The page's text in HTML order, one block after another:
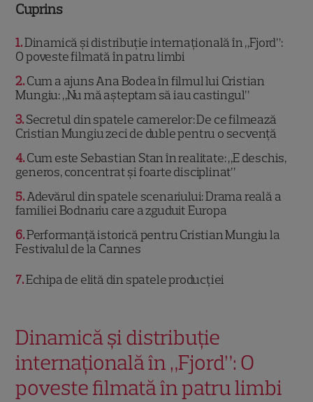
Cuprins
1 Dinamică și distribuție internațională în „Fjord”:
O poveste filmată în patru limbi
2 Cum a ajuns Ana Bodea în filmul lui Cristian
Mungiu: „Nu mă așteptam să iau castingul”
3 Secretul din spatele camerelor: De ce filmează
Cristian Mungiu zeci de duble pentru o secvență
4 Cum este Sebastian Stan în realitate: „E deschis,
generos, concentrat și foarte disciplinat”
5 Adevărul din spatele scenariului: Drama reală a
familiei Bodnariu care a zguduit Europa
6 Performanță istorică pentru Cristian Mungiu la
Festivalul de la Cannes
7 Echipa de elită din spatele producției
Dinamică și distribuție
internațională în „Fjord”: O
poveste filmată în patru limbi